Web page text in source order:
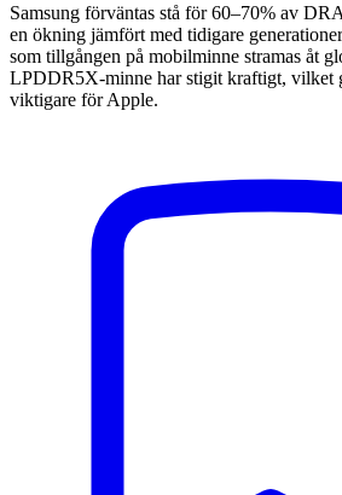
Samsung förväntas stå för 60–70% av
en ökning jämfört med tidigare
som tillgången på mobilminne stramas åt
LPDDR5X-minne har stigit kraftigt, vilket
viktigare för Apple.